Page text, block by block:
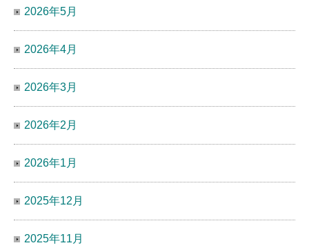
2026年5月
2026年4月
2026年3月
2026年2月
2026年1月
2025年12月
2025年11月